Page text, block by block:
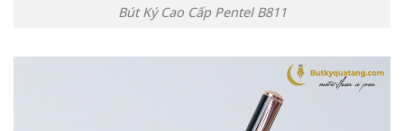
Bút Ký Cao Cấp Pentel B811